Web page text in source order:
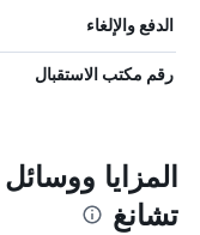
الدفع والإلغاء
رقم مكتب الاستقبال
المزايا
تشانغ